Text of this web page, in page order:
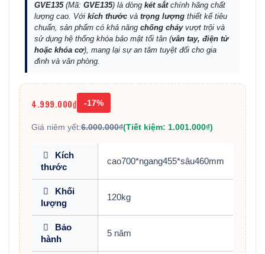
GVE135(Mã: GVE135) là dòng két sắtchính hãng chất
lượng cao. Với kích thước và trọng lượng thiết kế tiêu
chuẩn, sản phẩm có khả năng chống cháyvượt trội và
sử dụng hệ thống khóa bảo mật tối tân (vân tay, điện tử
hoặc khóa cơ), mang lại sự an tâm tuyệt đối cho gia
đình và văn phòng.
4.999.000₫ -17%
Giá niêm yết:6.000.000₫(Tiết kiệm: 1.001.000₫)
Kích
thước
cao700*ngang455*sâu460mm
Khối
lượng
120kg
Bảo
hành
5 năm